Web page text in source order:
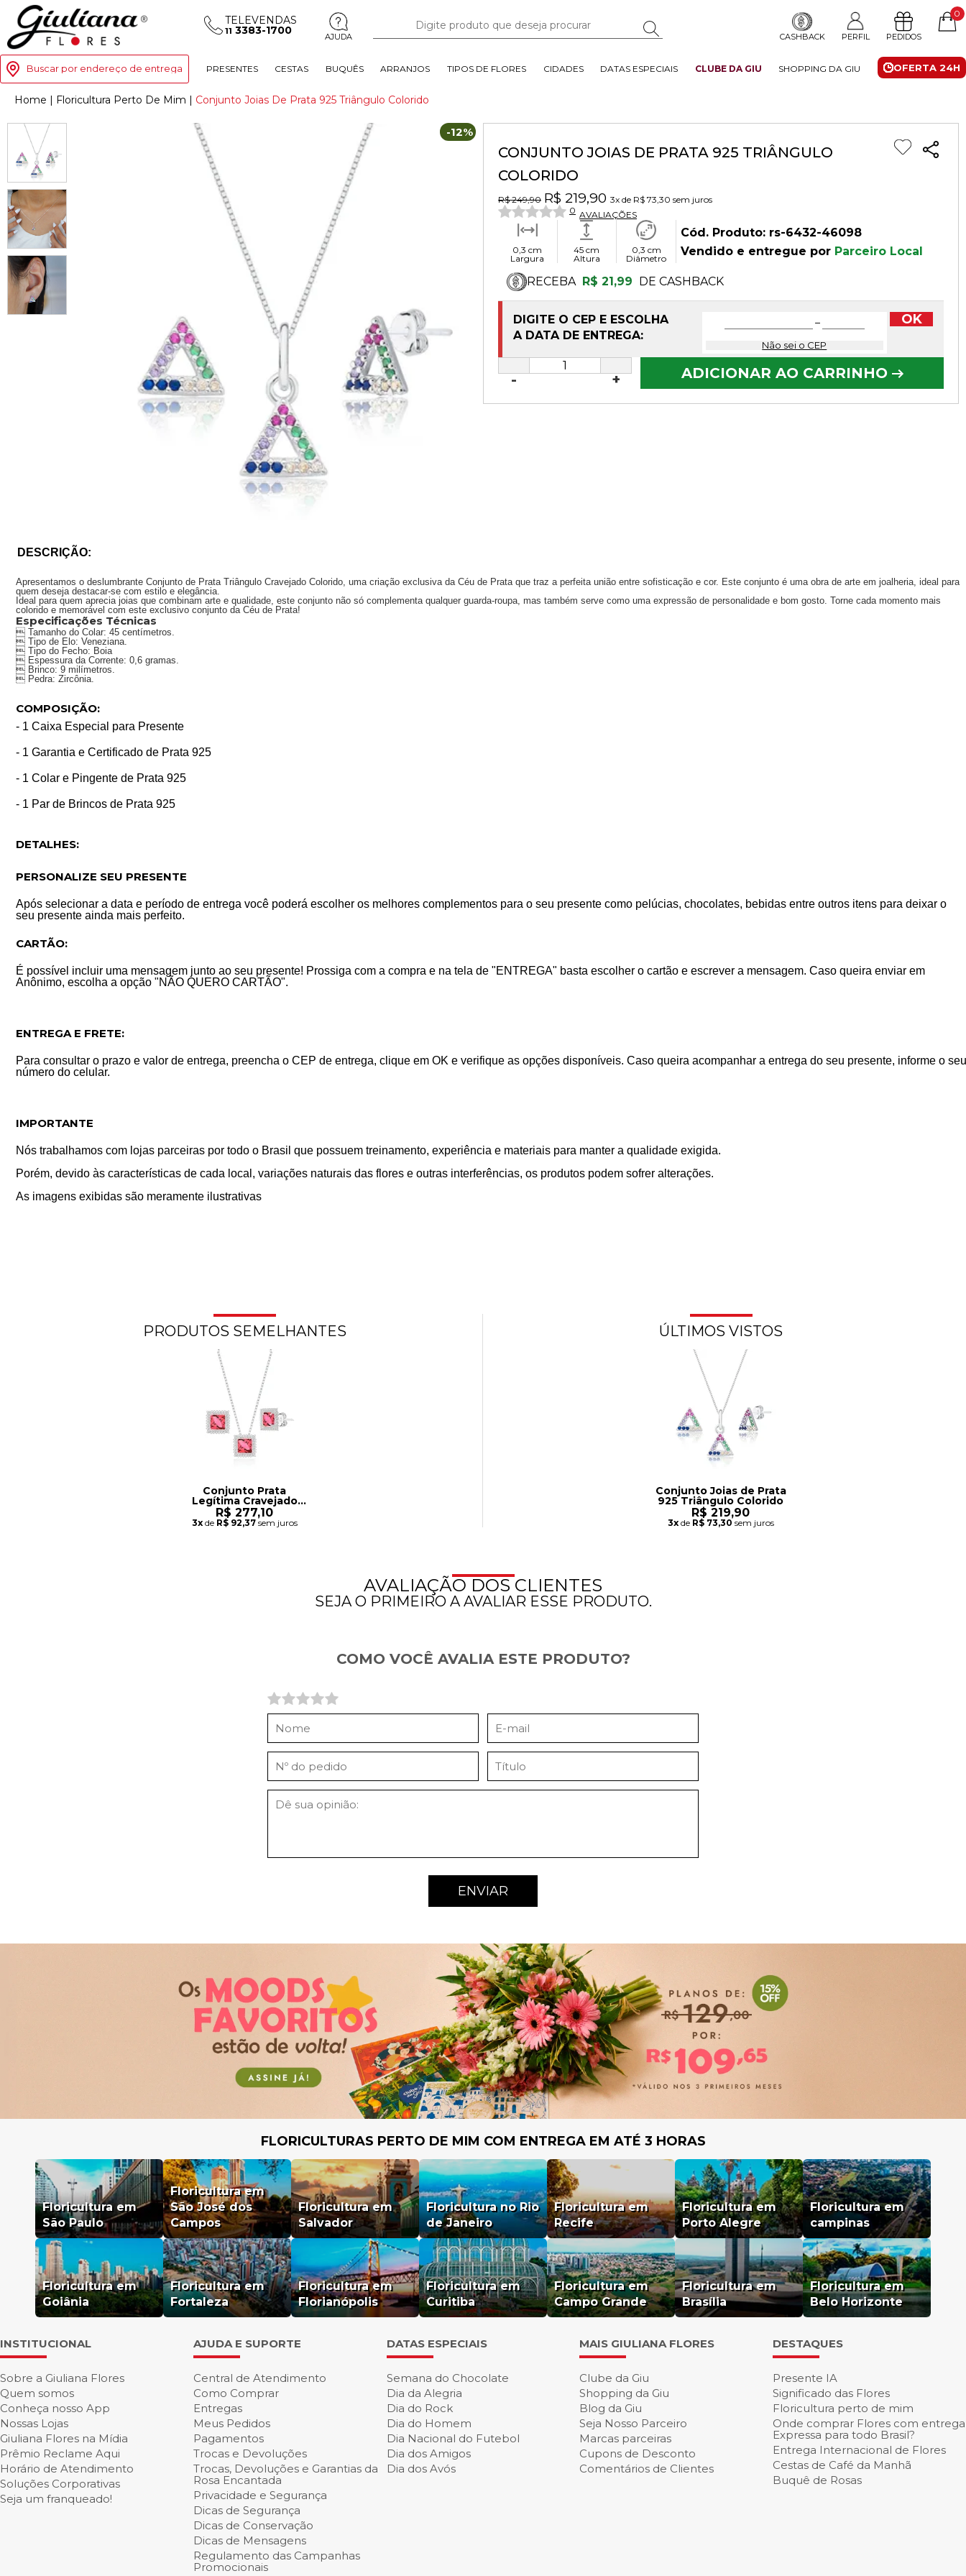
TELEVENDAS
11 3383-1700 AJUDA CASHBACK PERFIL PEDIDOS
0
Buscar por endereço de entrega OFERTA 24H
PRESENTES CESTAS BUQUÊS ARRANJOS TIPOS DE FLORES CIDADES DATAS ESPECIAIS CLUBE DA GIU SHOPPING DA GIU
Home | Floricultura Perto De Mim | Conjunto Joias De Prata 925 Triângulo Colorido
-12%
CONJUNTO JOIAS DE PRATA 925 TRIÂNGULO
COLORIDO
R$ 249,90 R$ 219,90 3x de R$ 73,30 sem juros
0 AVALIAÇÕES
0,3 cm
Largura
45 cm
Altura
0,3 cm
Diâmetro
Cód. Produto: rs-6432-46098
Vendido e entregue por Parceiro Local
RECEBA R$ 21,99 DE CASHBACK
DIGITE O CEP E ESCOLHA
A DATA DE ENTREGA:
−
Não sei o CEP
OK
+
- ADICIONAR AO CARRINHO
DESCRIÇÃO:
Apresentamos o deslumbrante Conjunto de Prata Triângulo Cravejado Colorido, uma criação exclusiva da Céu de Prata que traz a perfeita união entre sofisticação e cor. Este conjunto é uma obra de arte em joalheria, ideal para
quem deseja destacar-se com estilo e elegância.
Ideal para quem aprecia joias que combinam arte e qualidade, este conjunto não só complementa qualquer guarda-roupa, mas também serve como uma expressão de personalidade e bom gosto. Torne cada momento mais
colorido e memorável com este exclusivo conjunto da Céu de Prata!
Especificações Técnicas
 Tamanho do Colar: 45 centímetros.
 Tipo de Elo: Veneziana.
 Tipo do Fecho: Boia
 Espessura da Corrente: 0,6 gramas.
 Brinco: 9 milímetros.
 Pedra: Zircônia.
COMPOSIÇÃO:
- 1 Caixa Especial para Presente
- 1 Garantia e Certificado de Prata 925
- 1 Colar e Pingente de Prata 925
- 1 Par de Brincos de Prata 925
DETALHES:
PERSONALIZE SEU PRESENTE
Após selecionar a data e período de entrega você poderá escolher os melhores complementos para o seu presente como pelúcias, chocolates, bebidas entre outros itens para deixar o
seu presente ainda mais perfeito.
CARTÃO:
É possível incluir uma mensagem junto ao seu presente! Prossiga com a compra e na tela de "ENTREGA" basta escolher o cartão e escrever a mensagem. Caso queira enviar em
Anônimo, escolha a opção "NÃO QUERO CARTÃO".
ENTREGA E FRETE:
Para consultar o prazo e valor de entrega, preencha o CEP de entrega, clique em OK e verifique as opções disponíveis. Caso queira acompanhar a entrega do seu presente, informe o seu
número do celular.
IMPORTANTE
Nós trabalhamos com lojas parceiras por todo o Brasil que possuem treinamento, experiência e materiais para manter a qualidade exigida.
Porém, devido às características de cada local, variações naturais das flores e outras interferências, os produtos podem sofrer alterações.
As imagens exibidas são meramente ilustrativas
PRODUTOS SEMELHANTES
Conjunto Prata
Legítima Cravejado
Rosa
R$ 277,10
3xde R$ 92,37sem juros
ÚLTIMOS VISTOS
Conjunto Joias de Prata
925 Triângulo Colorido
R$ 219,90
3xde R$ 73,30 sem juros
AVALIAÇÃO DOS CLIENTES
SEJA O PRIMEIRO A AVALIAR ESSE PRODUTO.
COMO VOCÊ AVALIA ESTE PRODUTO?
ENVIAR
FLORICULTURAS PERTO DE MIM COM ENTREGA EM ATÉ 3 HORAS
Floricultura em
São Paulo
Floricultura em
São José dos
Campos
Floricultura em
Salvador
Floricultura no Rio
de Janeiro
Floricultura em
Recife
Floricultura em
Porto Alegre
Floricultura em
campinas
Floricultura em
Goiânia
Floricultura em
Fortaleza
Floricultura em
Florianópolis
Floricultura em
Curitiba
Floricultura em
Campo Grande
Floricultura em
Brasília
Floricultura em
Belo Horizonte
INSTITUCIONAL
Sobre a Giuliana Flores
Quem somos
Conheça nosso App
Nossas Lojas
Giuliana Flores na Mídia
Prêmio Reclame Aqui
Horário de Atendimento
Soluções Corporativas
Seja um franqueado!
AJUDA E SUPORTE
Central de Atendimento
Como Comprar
Entregas
Meus Pedidos
Pagamentos
Trocas e Devoluções
Trocas, Devoluções e Garantias da
Rosa Encantada
Privacidade e Segurança
Dicas de Segurança
Dicas de Conservação
Dicas de Mensagens
Regulamento das Campanhas
Promocionais
DATAS ESPECIAIS
Semana do Chocolate
Dia da Alegria
Dia do Rock
Dia do Homem
Dia Nacional do Futebol
Dia dos Amigos
Dia dos Avós
MAIS GIULIANA FLORES
Clube da Giu
Shopping da Giu
Blog da Giu
Seja Nosso Parceiro
Marcas parceiras
Cupons de Desconto
Comentários de Clientes
DESTAQUES
Presente IA
Significado das Flores
Floricultura perto de mim
Onde comprar Flores com entrega
Expressa para todo Brasil?
Entrega Internacional de Flores
Cestas de Café da Manh
Buquê de Rosas